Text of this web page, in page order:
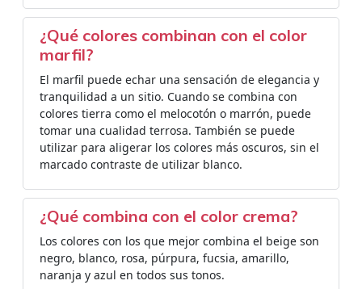
¿Qué colores combinan con el color
marfil?
El marfil puede echar una sensación de elegancia y
tranquilidad a un sitio. Cuando se combina con
colores tierra como el melocotón o marrón, puede
tomar una cualidad terrosa. También se puede
utilizar para aligerar los colores más oscuros, sin el
marcado contraste de utilizar blanco.
¿Qué combina con el color crema?
Los colores con los que mejor combina el beige son
negro, blanco, rosa, púrpura, fucsia, amarillo,
naranja y azul en todos sus tonos.